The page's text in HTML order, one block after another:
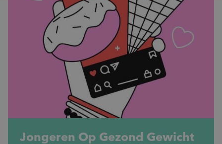
Jongeren Op Gezond Gewicht